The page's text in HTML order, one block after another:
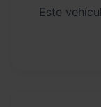
Este